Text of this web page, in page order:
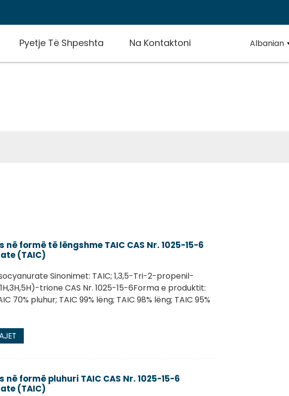
Pyetje Të Shpeshta Na Kontaktoni Albanian
formë të lëngshme TAIC CAS Nr. 1025-15-6
(TAIC)
Sinonimet: TAIC; 1,3,5-Tri-2-propenil-
trione CAS Nr. 1025-15-6Forma e produktit:
70% pluhur; TAIC 99% lëng; TAIC 98% lëng; TAIC 95%
formë pluhuri TAIC CAS Nr. 1025-15-6
(TAIC)